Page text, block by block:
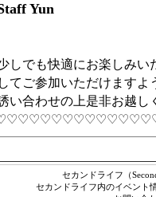
Yun
しでも快適にお楽しみい
てご参加いただけますよ
い合わせの上是非お越
セカンドライフ（
セカンドライフ内のイベント